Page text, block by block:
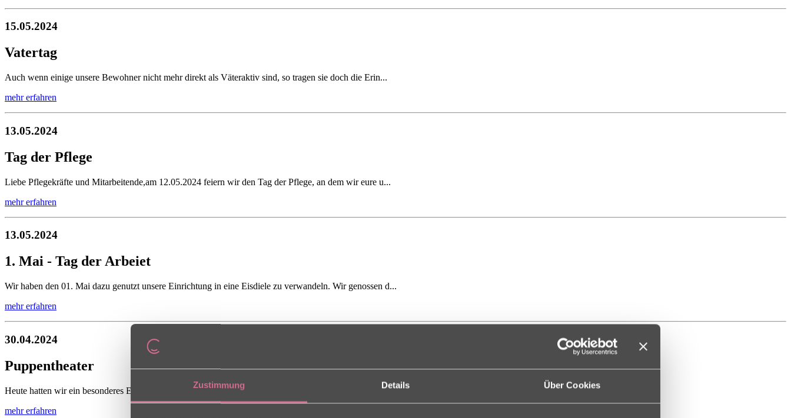
Zustimmung Details Über Cookies
15.05.2024
Vatertag
Auch wenn einige unsere Bewohner nicht mehr direkt als Väteraktiv sind, so tragen sie doch die Erin...
mehr erfahren
13.05.2024
Tag der Pflege
Liebe Pflegekräfte und Mitarbeitende,am 12.05.2024 feiern wir den Tag der Pflege, an dem wir eure u...
mehr erfahren
13.05.2024
1. Mai - Tag der Arbeiet
Wir haben den 01. Mai dazu genutzt unsere Einrichtung in eine Eisdiele zu verwandeln. Wir genossen d...
mehr erfahren
30.04.2024
Puppentheater
Heute hatten wir ein besonderes Ereignis im Südpark - ein fröhliches Puppentheater unter strahlend...
mehr erfahren